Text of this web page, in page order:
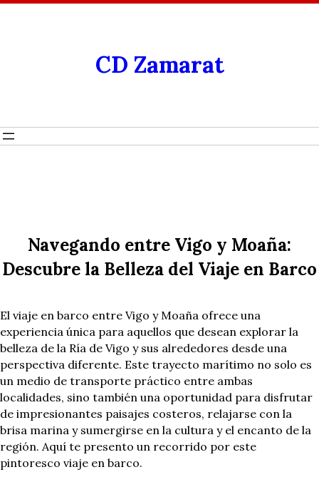
CD Zamarat
Navegando entre Vigo y Moaña:
Descubre la Belleza del Viaje en Barco
El viaje en barco entre Vigo y Moaña ofrece una
experiencia única para aquellos que desean explorar la
belleza de la Ría de Vigo y sus alrededores desde una
perspectiva diferente. Este trayecto marítimo no solo es
un medio de transporte práctico entre ambas
localidades, sino también una oportunidad para disfrutar
de impresionantes paisajes costeros, relajarse con la
brisa marina y sumergirse en la cultura y el encanto de la
región. Aquí te presento un recorrido por este
pintoresco viaje en barco.